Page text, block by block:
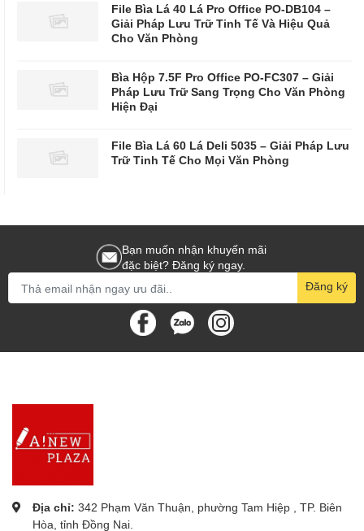
File Bìa Lá 40 Lá Pro Office PO-DB104 –
Giải Pháp Lưu Trữ Tinh Tế Và Hiệu Quả
Cho Văn Phòng
Bìa Hộp 7.5F Pro Office PO-FC307 – Giải
Pháp Lưu Trữ Sang Trọng Cho Văn Phòng
Hiện Đại
File Bìa Lá 60 Lá Deli 5035 – Giải Pháp Lưu
Trữ Tinh Tế Cho Mọi Văn Phòng
Bạn muốn nhận khuyến mãi
đặc biệt? Đăng ký ngay.
Đăng ký
Địa chỉ: 342 Phạm Văn Thuận, phường Tam Hiệp , TP. Biên
Hòa, tỉnh Đồng Nai.